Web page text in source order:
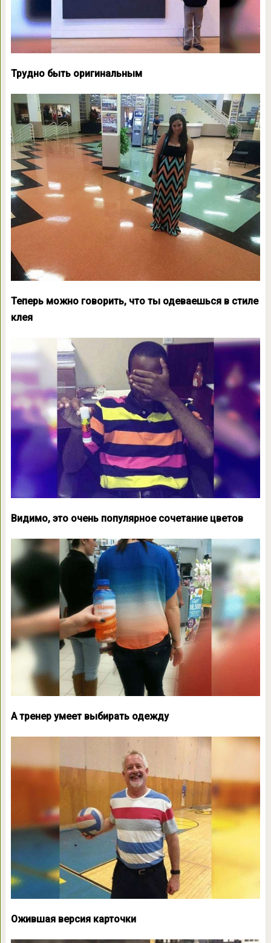
Трудно быть оригинальным
Теперь можно говорить, что ты одеваешься в стиле
клея
Видимо, это очень популярное сочетание цветов
А тренер умеет выбирать одежду
Ожившая версия карточки